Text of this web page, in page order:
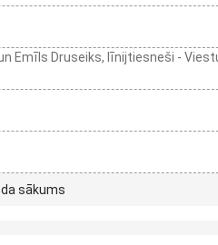
Emīls Druseiks, līnijtiesneši -
sākums